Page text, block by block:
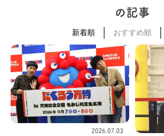
の記事
新着順 おすすめ順
2026.07.03